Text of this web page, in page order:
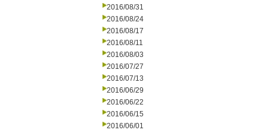
2016/08/31
2016/08/24
2016/08/17
2016/08/11
2016/08/03
2016/07/27
2016/07/13
2016/06/29
2016/06/22
2016/06/15
2016/06/01